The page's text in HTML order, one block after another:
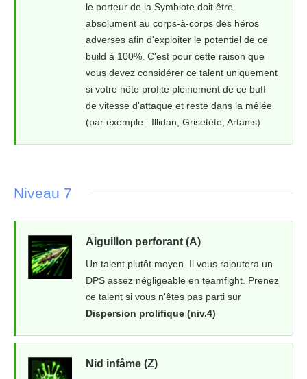
le porteur de la Symbiote doit être
absolument au corps-à-corps des héros
adverses afin d'exploiter le potentiel de ce
build à 100%. C'est pour cette raison que
vous devez considérer ce talent uniquement
si votre hôte profite pleinement de ce buff
de vitesse d'attaque et reste dans la mêlée
(par exemple : Illidan, Grisetête, Artanis).
Niveau 7
Aiguillon perforant (A)
Un talent plutôt moyen. Il vous rajoutera un
DPS assez négligeable en teamfight. Prenez
ce talent si vous n'êtes pas parti sur
Dispersion prolifique (niv.4)
Nid infâme (Z)